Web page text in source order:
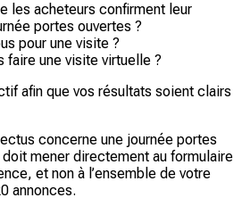
les acheteurs confirment leur
portes ouvertes ?
pour une visite ?
faire une visite virtuelle ?
afin que vos résultats soient clairs
concerne une journée portes
doit mener directement au formulaire
et non à l’ensemble de votre
annonces.